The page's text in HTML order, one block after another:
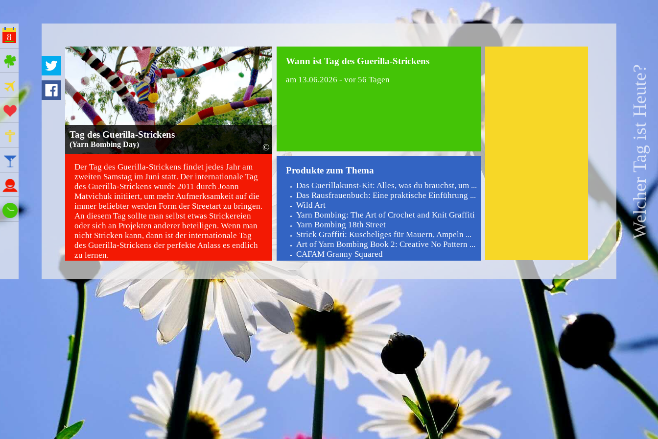
Welcher Tag ist Heute?
8
ges Feiertage
Ferien
Aktionstage
Gedenktage
Namenstage
Wie spät ist es?
Tag des Guerilla-Strickens
(Yarn Bombing Day) ©
Der Tag des Guerilla-Strickens findet jedes Jahr am
zweiten Samstag im Juni statt. Der internationale Tag
des Guerilla-Strickens wurde 2011 durch Joann
Matvichuk initiiert, um mehr Aufmerksamkeit auf die
immer beliebter werden Form der Streetart zu bringen.
An diesem Tag sollte man selbst etwas Strickereien
oder sich an Projekten anderer beteiligen. Wenn man
nicht Stricken kann, dann ist der internationale Tag
des Guerilla-Strickens der perfekte Anlass es endlich
zu lernen.
Wann ist Tag des Guerilla-Strickens
am 13.06.2026 - vor 56 Tagen
Produkte zum Thema
Das Guerillakunst-Kit: Alles, was du brauchst, um ...
Das Rausfrauenbuch: Eine praktische Einführung ...
Wild Art
Yarn Bombing: The Art of Crochet and Knit Graffiti
Yarn Bombing 18th Street
Strick Graffiti: Kuscheliges für Mauern, Ampeln ...
Art of Yarn Bombing Book 2: Creative No Pattern ...
CAFAM Granny Squared